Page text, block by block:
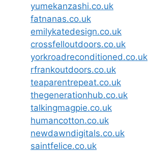
yumekanzashi.co.uk
fatnanas.co.uk
emilykatedesign.co.uk
crossfelloutdoors.co.uk
yorkroadreconditioned.co.uk
rfrankoutdoors.co.uk
teaparentrepeat.co.uk
thegenerationhub.co.uk
talkingmagpie.co.uk
humancotton.co.uk
newdawndigitals.co.uk
saintfelice.co.uk